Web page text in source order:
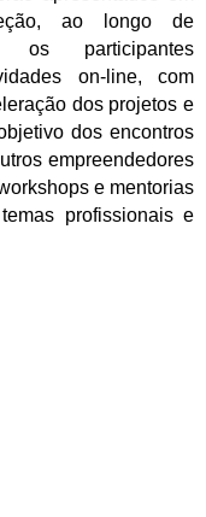
ao longo de
os participantes
on-line, com
dos projetos e
dos encontros
empreendedores
e mentorias
profissionais e